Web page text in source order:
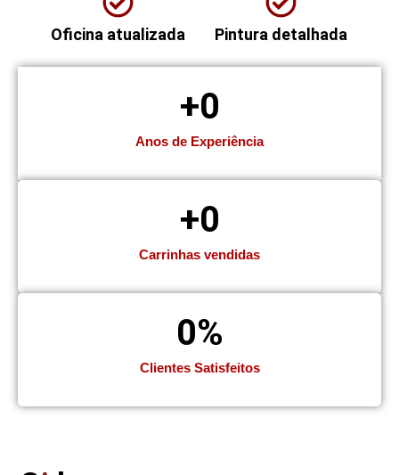
Oficina atualizada Pintura detalhada
Anos de Experiência
+0
Carrinhas vendidas
+0
Clientes Satisfeitos
0%